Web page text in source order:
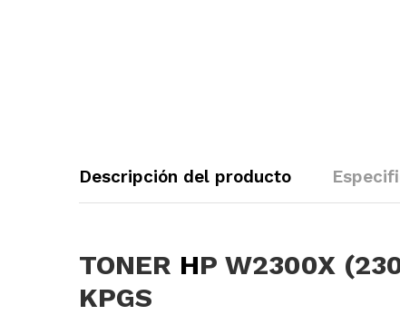
Descripción del producto
TONER HP W2300X
KPGS